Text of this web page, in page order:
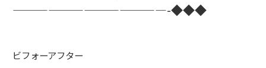
—————————————-◆◆◆
ビフォーアフター